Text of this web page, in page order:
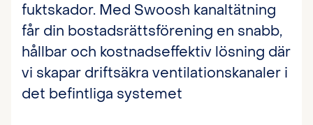
fuktskador. Med Swoosh kanaltätning
får din bostadsrättsförening en snabb,
hållbar och kostnadseffektiv lösning där
vi skapar driftsäkra ventilationskanaler i
det befintliga systemet